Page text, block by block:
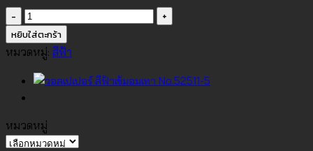
จำนวน
วอลเปเปอร์
เกาหลี
ฟ้า
อ่อน
No.57199-
3
หยิบใส่ตะกร้า
หมวดหมู่: สีฟ้า
หมวดหมู่
หมวด